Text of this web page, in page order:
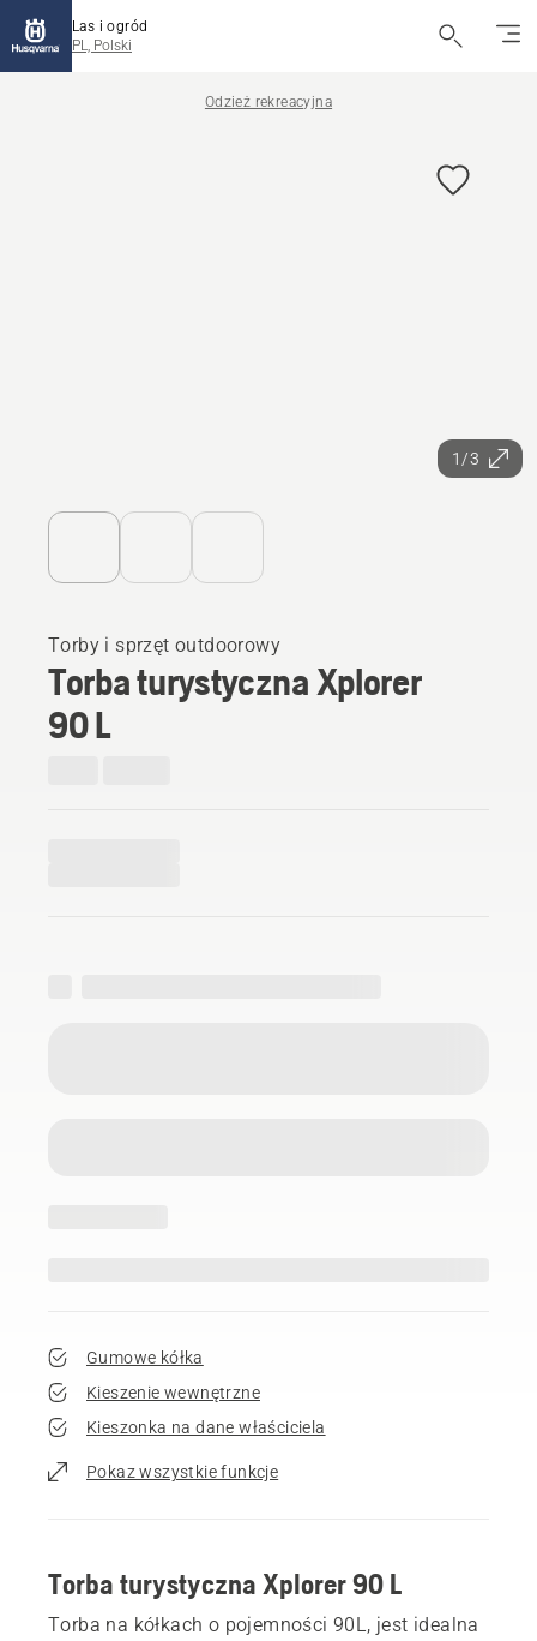
Las i ogród
PL, Polski
Odzież rekreacyjna
1/3
Torby i sprzęt outdoorowy
Torba turystyczna Xplorer
90 L
Gumowe kółka
Kieszenie wewnętrzne
Kieszonka na dane właściciela
Pokaz wszystkie funkcje
Torba turystyczna Xplorer 90 L
Torba na kółkach o pojemności 90L, jest idealna